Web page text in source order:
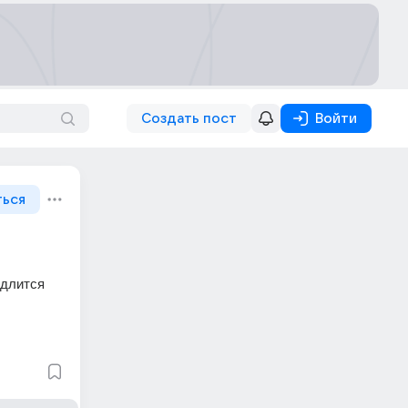
Создать пост Войти